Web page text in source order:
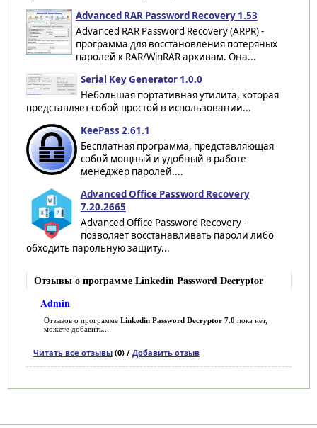
Advanced RAR Password Recovery 1.53
Advanced RAR Password Recovery (ARPR) -
программа для восстановления потеряных
паролей к RAR/WinRAR архивам. Она...
Serial Key Generator 1.0.0
Небольшая портативная утилита, которая
представляет собой простой в использовании...
KeePass 2.61.1
Бесплатная программа, представляющая
собой мощный и удобный в работе
менеджер паролей....
Advanced Office Password Recovery
7.20.2665
Advanced Office Password Recovery -
позволяет восстанавливать пароли либо
обходить парольную защиту...
Отзывы о программе Linkedin Password Decryptor
Admin
Отзывов о программе Linkedin Password Decryptor 7.0 пока нет,
можете добавить...
Читать все отзывы(0) / Добавить отзыв